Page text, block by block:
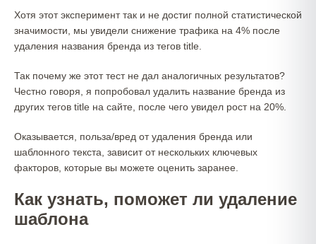
Хотя этот эксперимент так и не достиг полной статистической
значимости, мы увидели снижение трафика на 4% после
удаления названия бренда из тегов title.
Так почему же этот тест не дал аналогичных результатов?
Честно говоря, я попробовал удалить название бренда из
других тегов title на сайте, после чего увидел рост на 20%.
Оказывается, польза/вред от удаления бренда или
шаблонного текста, зависит от нескольких ключевых
факторов, которые вы можете оценить заранее.
Как узнать, поможет ли удаление
шаблона